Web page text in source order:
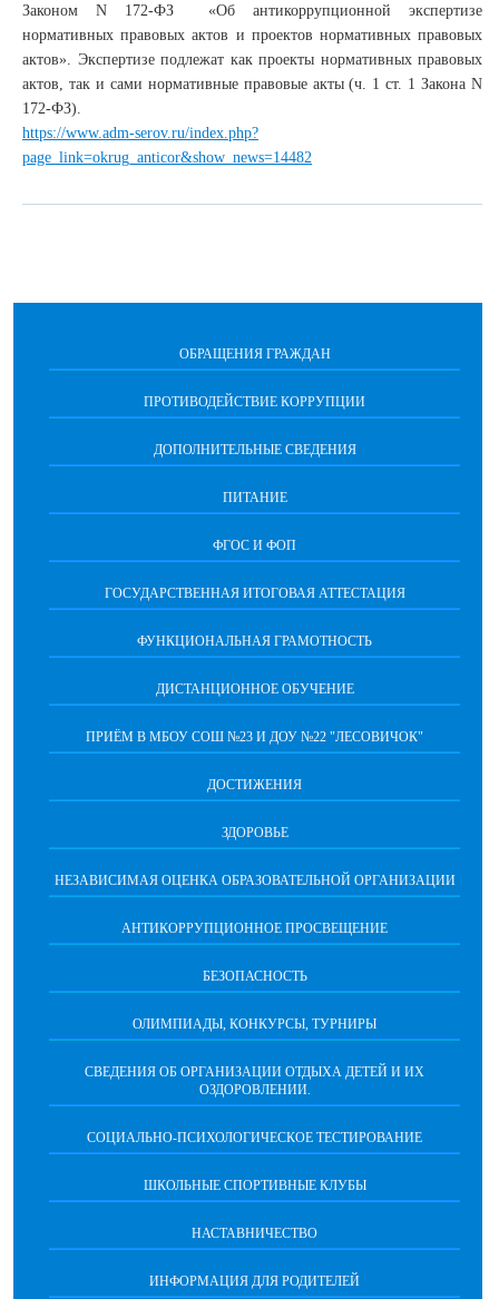
Законом N 172-ФЗ
«Об антикоррупционной экспертизе
нормативных правовых актов и проектов нормативных правовых
актов». Экспертизе подлежат как проекты нормативных правовых
актов, так и сами нормативные правовые акты (ч. 1 ст. 1 Закона N
172-ФЗ).
https://www.adm-serov.ru/index.php?
page_link=okrug_anticor&show_news=14482
ОБРАЩЕНИЯ ГРАЖДАН
ПРОТИВОДЕЙСТВИЕ КОРРУПЦИИ
ДОПОЛНИТЕЛЬНЫЕ СВЕДЕНИЯ
ПИТАНИЕ
ФГОС И ФОП
ГОСУДАРСТВЕННАЯ ИТОГОВАЯ АТТЕСТАЦИЯ
ФУНКЦИОНАЛЬНАЯ ГРАМОТНОСТЬ
ДИСТАНЦИОННОЕ ОБУЧЕНИЕ
ПРИЁМ В МБОУ СОШ №23 И ДОУ №22 "ЛЕСОВИЧОК"
ДОСТИЖЕНИЯ
ЗДОРОВЬЕ
НЕЗАВИСИМАЯ ОЦЕНКА ОБРАЗОВАТЕЛЬНОЙ ОРГАНИЗАЦИИ
АНТИКОРРУПЦИОННОЕ ПРОСВЕЩЕНИЕ
БЕЗОПАСНОСТЬ
ОЛИМПИАДЫ, КОНКУРСЫ, ТУРНИРЫ
СВЕДЕНИЯ ОБ ОРГАНИЗАЦИИ ОТДЫХА ДЕТЕЙ И ИХ
ОЗДОРОВЛЕНИИ.
СОЦИАЛЬНО-ПСИХОЛОГИЧЕСКОЕ ТЕСТИРОВАНИЕ
ШКОЛЬНЫЕ СПОРТИВНЫЕ КЛУБЫ
НАСТАВНИЧЕСТВО
ИНФОРМАЦИЯ ДЛЯ РОДИТЕЛЕЙ